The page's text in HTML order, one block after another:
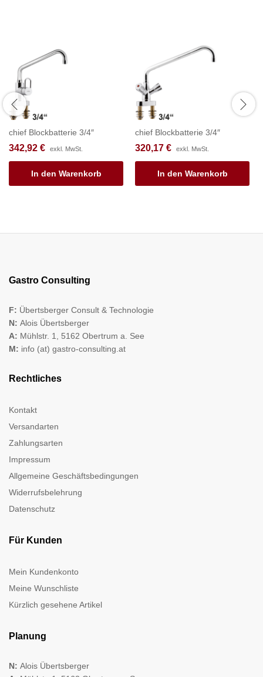
chief Blockbatterie 3/4″
342,92 € exkl. MwSt.
In den Warenkorb
chief Blockbatterie 3/4″
320,17 € exkl. MwSt.
In den Warenkorb
Gastro Consulting
F: Übertsberger Consult & Technologie
N: Alois Übertsberger
A: Mühlstr. 1, 5162 Obertrum a. See
M: info (at) gastro-consulting.at
Rechtliches
Kontakt
Versandarten
Zahlungsarten
Impressum
Allgemeine Geschäftsbedingungen
Widerrufsbelehrung
Datenschutz
Für Kunden
Mein Kundenkonto
Meine Wunschliste
Kürzlich gesehene Artikel
Planung
N: Alois Übertsberger